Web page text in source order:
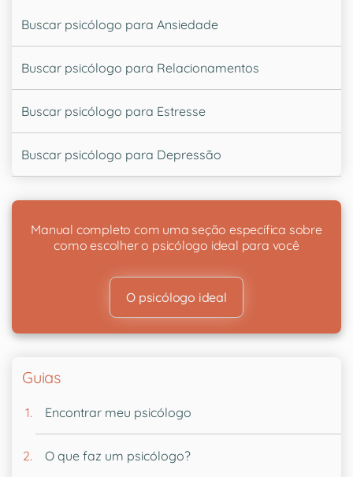
Buscar psicólogo para Ansiedade
Buscar psicólogo para Relacionamentos
Buscar psicólogo para Estresse
Buscar psicólogo para Depressão
Manual completo com uma seção específica sobre
como escolher o psicólogo ideal para você
O psicólogo ideal
Guias
Encontrar meu psicólogo
O que faz um psicólogo?